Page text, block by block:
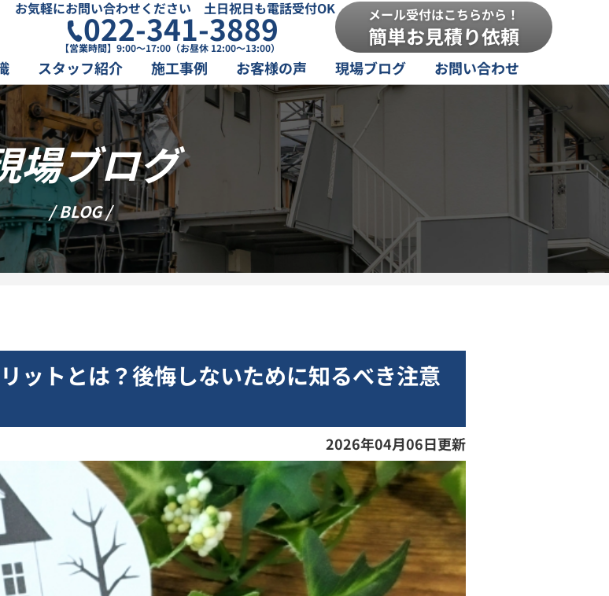
お気軽にお問い合わせください 土日祝日も電話受付OK
022-341-3889
【営業時間】9:00～17:00（お昼休 12:00～13:00）
メール受付はこちらから！
簡単お見積り依頼
スタッフ紹介 施工事例 お客様の声 現場ブログ お問い合わせ
場ブログ
/ BLOG /
ットとは？後悔しないために知るべき注意
2026年04月06日更新